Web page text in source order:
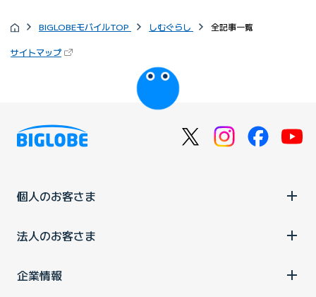
BIGLOBEモバイルTOP しむぐらし 全記事一覧
サイトマップ
個人のお客さま
法人のお客さま
企業情報